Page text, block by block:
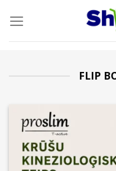
content
FLIP